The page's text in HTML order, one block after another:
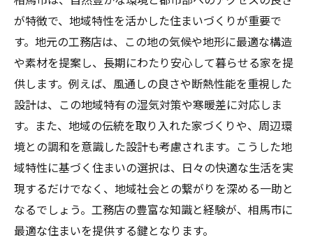
が特徴で、地域特性を活かした住まいづくりが重要で
す。地元の工務店は、この地の気候や地形に最適な構造
や素材を提案し、長期にわたり安心して暮らせる家を提
供します。例えば、風通しの良さや断熱性能を重視した
設計は、この地域特有の湿気対策や寒暖差に対応しま
す。また、地域の伝統を取り入れた家づくりや、周辺環
境との調和を意識した設計も考慮されます。こうした地
域特性に基づく住まいの選択は、日々の快適な生活を実
現するだけでなく、地域社会との繋がりを深める一助と
なるでしょう。工務店の豊富な知識と経験が、相馬市に
最適な住まいを提供する鍵となります。